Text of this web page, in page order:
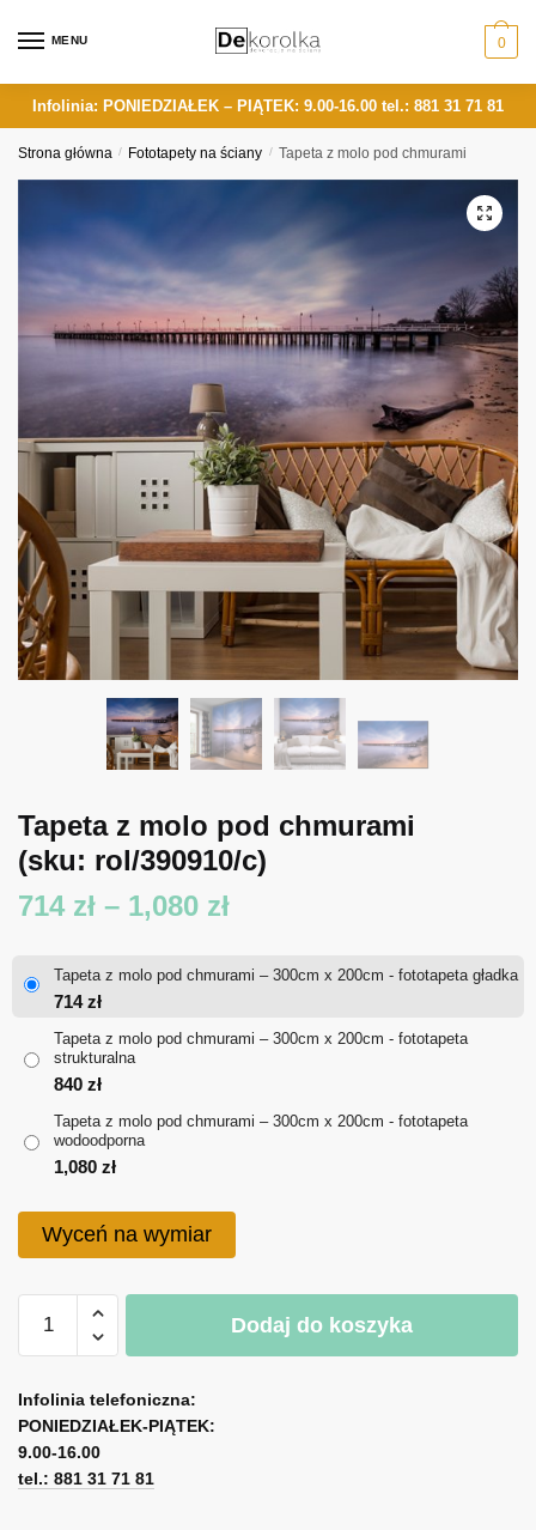
MENU 0
Infolinia: PONIEDZIAŁEK – PIĄTEK: 9.00-16.00 tel.: 881 31 71 81
Strona główna / Fototapety na ściany / Tapeta z molo pod chmurami
Tapeta z molo pod chmurami
(sku: rol/390910/c)
714 zł – 1,080 złZakres
714 zł
1,080 zł
Tapeta z molo pod chmurami – 300cm x 200cm - fototapeta gładka
714zł
Tapeta z molo pod chmurami – 300cm x 200cm - fototapeta
strukturalna
840 zł
Tapeta z molo pod chmurami – 300cm x 200cm - fototapeta
wodoodporna
1,080 zł
Wyceń na wymiar
Tapeta
molo
pod
chmurami
Dodaj do koszyka
l
t
e
r
Infolinia telefoniczna:
PONIEDZIAŁEK-PIĄTEK:
9.00-16.00
tel.: 881 31 71 81